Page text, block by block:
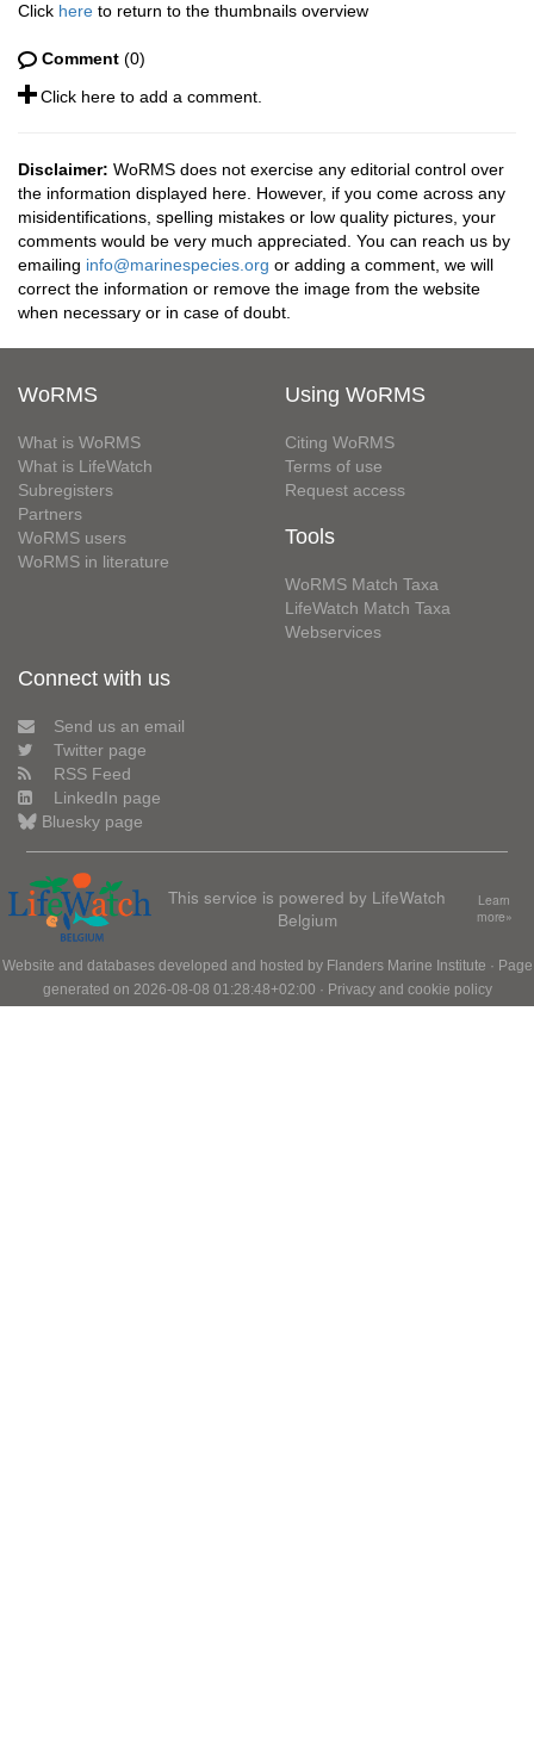
Click here to return to the thumbnails overview
Comment (0)
Click here to add a comment.
Disclaimer: WoRMS does not exercise any editorial control over
the information displayed here. However, if you come across any
misidentifications, spelling mistakes or low quality pictures, your
comments would be very much appreciated. You can reach us by
emailing info@marinespecies.org or adding a comment, we will
correct the information or remove the image from the website
when necessary or in case of doubt.
WoRMS
What is WoRMS
What is LifeWatch
Subregisters
Partners
WoRMS users
WoRMS in literature
Using WoRMS
Citing WoRMS
Terms of use
Request access
Tools
WoRMS Match Taxa
LifeWatch Match Taxa
Webservices
Connect with us
Send us an email
Twitter page
RSS Feed
LinkedIn page
Bluesky page
This service is powered by LifeWatch
Belgium
Learn
more»
Website and databases developed and hosted by Flanders Marine Institute · Page
generated on 2026-08-08 01:28:48+02:00 · Privacy and cookie policy